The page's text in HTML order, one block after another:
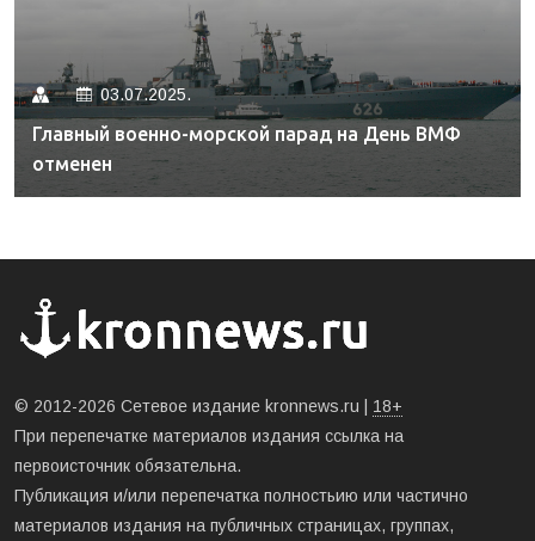
03.07.2025.
Главный военно-морской парад на День ВМФ
отменен
© 2012-2026 Сетевое издание kronnews.ru | 18+
При перепечатке материалов издания ссылка на
первоисточник обязательна.
Публикация и/или перепечатка полностьию или частично
материалов издания на публичных страницах, группах,